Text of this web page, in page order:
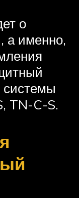
о
а именно,
системы
TN-C-S.